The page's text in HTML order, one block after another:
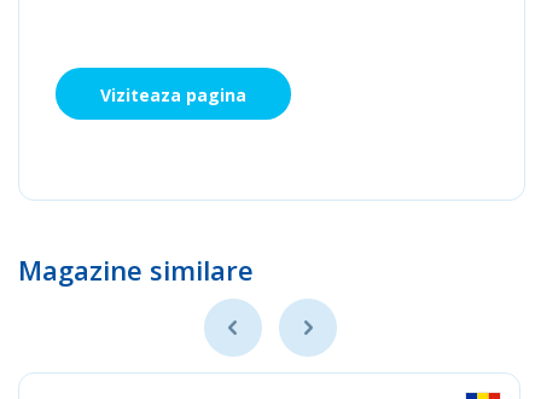
Viziteaza pagina
Magazine similare